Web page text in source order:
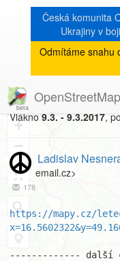
Česká komunita
Ukrajiny v
Odmítáme snahu
8
+
−
« zpět
[Talk-cz]
jen pro
Vlákno 9.3. - 9.3.2017,
Ladislav
email.cz>
178
https://mapy.cz/
------------- další